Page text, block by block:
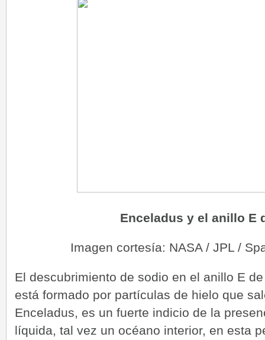
Enceladus y el anillo E
Imagen cortesía: NASA / JPL /
El descubrimiento de sodio en el anillo E
está formado por partículas de hielo que
Enceladus, es un fuerte indicio de la
líquida, tal vez un océano interior, en esta